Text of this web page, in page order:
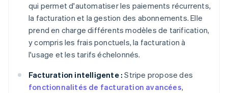
qui permet d'automatiser les paiements récurrents,
la facturation et la gestion des abonnements. Elle
prend en charge différents modèles de tarification,
y compris les frais ponctuels, la facturation à
l'usage et les tarifs échelonnés.
Facturation intelligente : Stripe propose des
fonctionnalités de facturation avancées,